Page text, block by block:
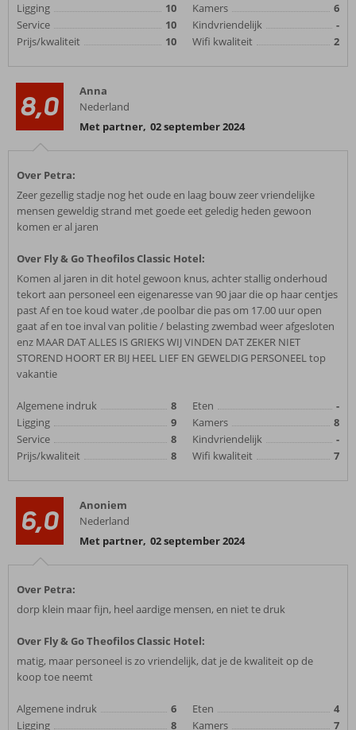
Ligging
10
Service
10
Prijs/kwaliteit
10
Kamers
6
Kindvriendelijk
-
Wifi kwaliteit
2
8,0
Anna
Nederland
Met partner, 02 september 2024
Over Petra:
Zeer gezellig stadje nog het oude en laag bouw zeer vriendelijke
mensen geweldig strand met goede eet geledig heden gewoon
komen er al jaren
Over Fly & Go Theofilos Classic Hotel:
Komen al jaren in dit hotel gewoon knus, achter stallig onderhoud
tekort aan personeel een eigenaresse van 90 jaar die op haar centjes
past Af en toe koud water ,de poolbar die pas om 17.00 uur open
gaat af en toe inval van politie / belasting zwembad weer afgesloten
enz MAAR DAT ALLES IS GRIEKS WIJ VINDEN DAT ZEKER NIET
STOREND HOORT ER BIJ HEEL LIEF EN GEWELDIG PERSONEEL top
vakantie
Algemene indruk
8
Ligging
9
Service
8
Prijs/kwaliteit
8
Eten
-
Kamers
8
Kindvriendelijk
-
Wifi kwaliteit
7
6,0
Anoniem
Nederland
Met partner, 02 september 2024
Over Petra:
dorp klein maar fijn, heel aardige mensen, en niet te druk
Over Fly & Go Theofilos Classic Hotel:
matig, maar personeel is zo vriendelijk, dat je de kwaliteit op de
koop toe neemt
Algemene indruk
6
Ligging
8
Eten
4
Kamers
7